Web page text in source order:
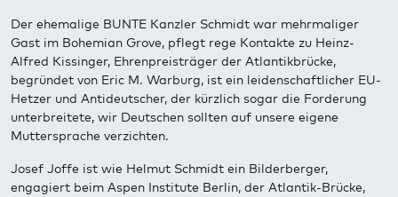
Der ehemalige BUNTE Kanzler Schmidt war mehrmaliger
Gast im Bohemian Grove, pflegt rege Kontakte zu Heinz-
Alfred Kissinger, Ehrenpreisträger der Atlantikbrücke,
begründet von Eric M. Warburg, ist ein leidenschaftlicher EU-
Hetzer und Antideutscher, der kürzlich sogar die Forderung
unterbreitete, wir Deutschen sollten auf unsere eigene
Muttersprache verzichten.
Josef Joffe ist wie Helmut Schmidt ein Bilderberger,
engagiert beim Aspen Institute Berlin, der Atlantik-Brücke,